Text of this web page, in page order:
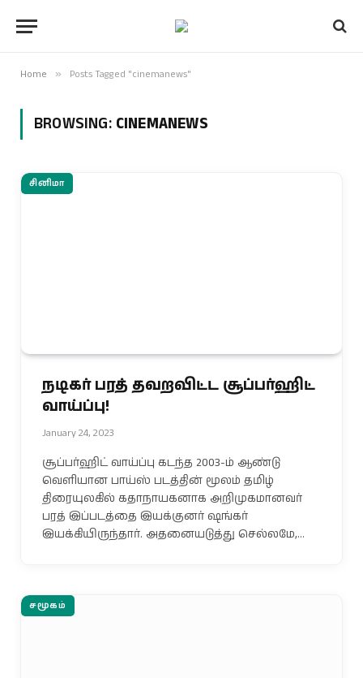
Home » Posts Tagged "cinemanews"
BROWSING: CINEMANEWS
சினிமா
நடிகர் பரத் தவறவிட்ட சூப்பர்ஹிட்
வாய்ப்பு!
January 24, 2023
சூப்பர்ஹிட் வாய்ப்பு கடந்த 2003-ம் ஆண்டு
வெளியான பாய்ஸ் படத்தின் மூலம் தமிழ்
திரையுலகில் கதாநாயகனாக அறிமுகமானவர்
பரத் இப்படத்தை இயக்குனர் ஷங்கர்
இயக்கியிருந்தார். அதனையடுத்து செல்லமே,…
சமூகம்